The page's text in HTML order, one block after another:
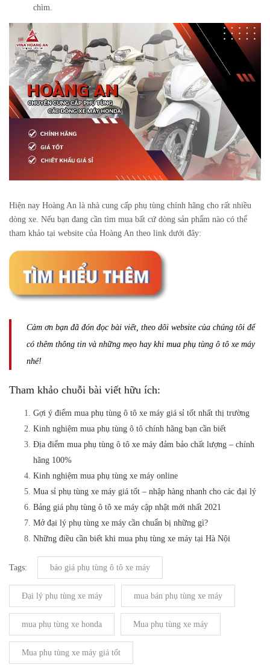
chìm.
Hiện nay Hoàng An là nhà cung cấp phụ tùng chính hãng cho rất nhiều
dòng xe. Nếu bạn đang cần tìm mua bất cứ dòng sản phẩm nào có thể
tham khảo tại website của Hoàng An theo link dưới đây:
Cảm ơn bạn đã đón đọc bài viết, theo dõi website của chúng tôi để
có thêm thông tin và những mẹo hay khi mua phụ tùng ô tô xe máy
nhé!
Tham khảo chuỗi bài viết hữu ích:
Gợi ý điểm mua phụ tùng ô tô xe máy giá sỉ tốt nhất thị trường
Kinh nghiệm mua phụ tùng ô tô chính hãng bạn cần biết
Địa điểm mua phụ tùng ô tô xe máy đảm bảo chất lượng – chính
hãng 100%
Kinh nghiệm mua phụ tùng xe máy online
Mua sỉ phụ tùng xe máy giá tốt – nhập hàng nhanh cho các đại lý
Bảng giá phụ tùng ô tô xe máy cập nhật mới nhất 2021
Mở đại lý phụ tùng xe máy cần chuẩn bị những gì?
Những điều cần biết khi mua phụ tùng xe máy tại Hà Nội
Tags: báo giá phụ tùng ô tô xe máy
Đại lý phụ tùng xe máy mua bán phụ tùng xe máy
mua phụ tùng xe honda Mua phụ tùng xe máy
Mua phụ tùng xe máy giá tốt